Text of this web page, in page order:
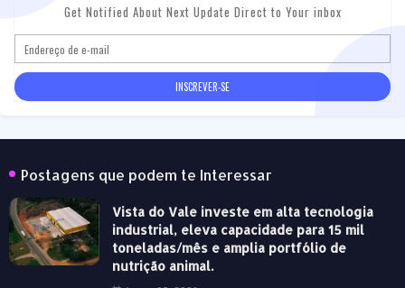
Get Notified About Next Update Direct to Your inbox
Postagens que podem te Interessar
Vista do Vale investe em alta tecnologia
industrial, eleva capacidade para 15 mil
toneladas/mês e amplia portfólio de
nutrição animal.